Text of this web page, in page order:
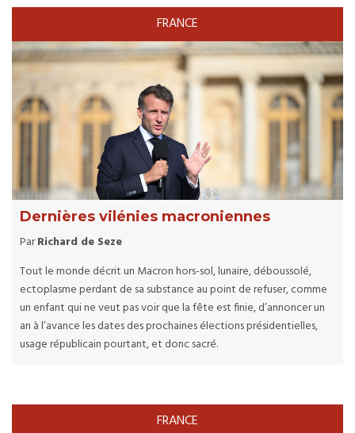
FRANCE
Dernières vilénies macroniennes
ParRichard de Seze
Tout le monde décrit un Macron hors-sol, lunaire, déboussolé,
ectoplasme perdant de sa substance au point de refuser, comme
un enfant qui ne veut pas voir que la fête est finie, d’annoncer un
an à l’avance les dates des prochaines élections présidentielles,
usage républicain pourtant, et donc sacré.
FRANCE